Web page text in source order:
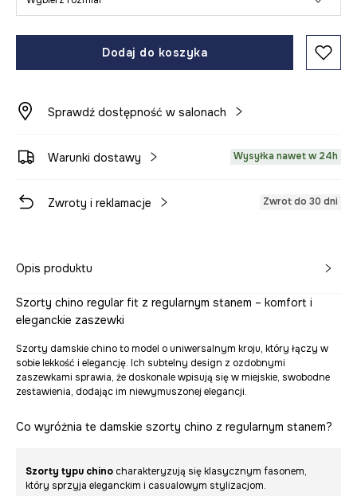
Dodaj do koszyka
Sprawdź dostępność w salonach
Warunki dostawy Wysyłka nawet w 24h
Zwroty i reklamacje Zwrot do 30 dni
Opis produktu
Szorty chino regular fit z regularnym stanem – komfort i
eleganckie zaszewki
Szorty damskie chino to model o uniwersalnym kroju, który łączy w
sobie lekkość i elegancję. Ich subtelny design z ozdobnymi
zaszewkami sprawia, że doskonale wpisują się w miejskie, swobodne
zestawienia, dodając im niewymuszonej elegancji.
Co wyróżnia te damskie szorty chino z regularnym stanem?
Szorty typu chino charakteryzują się klasycznym fasonem,
który sprzyja eleganckim i casualowym stylizacjom.